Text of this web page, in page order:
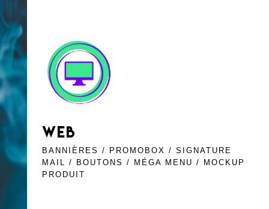
WEB
BANNIÈRES / PROMOBOX / SIGNATURE
MAIL / BOUTONS / MÉGA MENU / MOCKUP
PRODUIT